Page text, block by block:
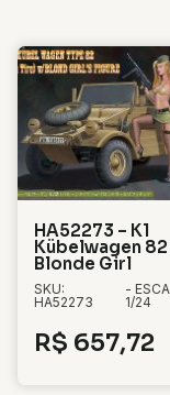
HA52273 – K1
Kübelwagen
Blonde Girl
SKU:
HA52273
-
1/24
R$ 657,72